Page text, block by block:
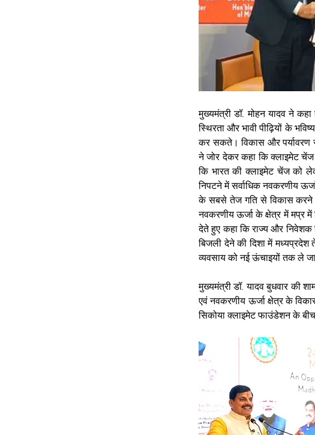
मुख्यमंत्री डॉ. मोहन यादव ने
स्थिरता और भावी पीढ़ियों के
कर सकते। विकास और पर्यावरण
ने जोर देकर कहा कि क्लाइमेट
कि भारत की क्लाइमेट चेंज को
निपटने में सर्वाधिक नवकरणीय
के सबसे तेज गति से विकास करने
नवकरणीय ऊर्जा के क्षेत्र में मप्र
देते हुए कहा कि राज्य और निवेशक
बिजली देने की दिशा में मध्यप्रदेश
व्यवसाय को नई ऊंचाइयों तक ले
मुख्यमंत्री डॉ. यादव बुधवार की
एवं नवकरणीय ऊर्जा क्षेत्र के
सिकोया क्लाइमेट फाउंडेशन के